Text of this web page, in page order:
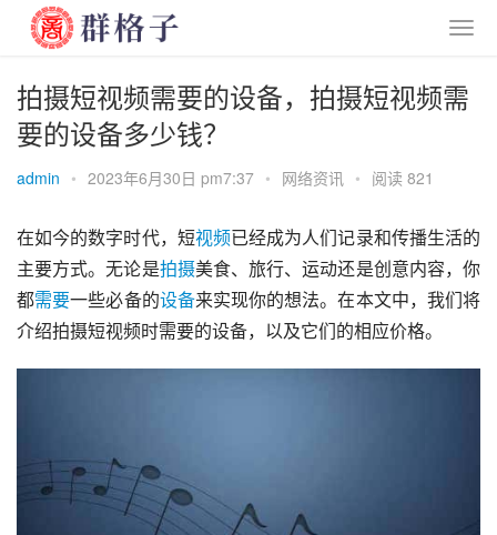
拍摄短视频需要的设备，拍摄短视频需
要的设备多少钱？
admin • 2023年6月30日 pm7:37 • 网络资讯 • 阅读 821
在如今的数字时代，短视频已经成为人们记录和传播生活的
主要方式。无论是拍摄美食、旅行、运动还是创意内容，你
都需要一些必备的设备来实现你的想法。在本文中，我们将
介绍拍摄短视频时需要的设备，以及它们的相应价格。